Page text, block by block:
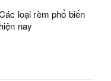
loại rèm phổ biến
hiện nay